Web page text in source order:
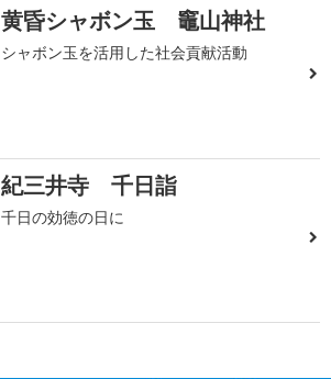
黄昏シャボン玉 竈山神社
シャボン玉を活用した社会貢献活動
紀三井寺 千日詣
千日の効徳の日に